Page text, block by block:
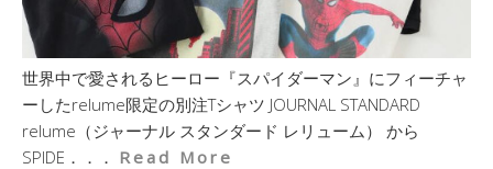
世界中で愛されるヒーロー『スパイダーマン』にフィーチャ
ーしたrelume限定の別注Tシャツ JOURNAL STANDARD
relume（ジャーナル スタンダード レリューム） から
SPIDE．．． Read More